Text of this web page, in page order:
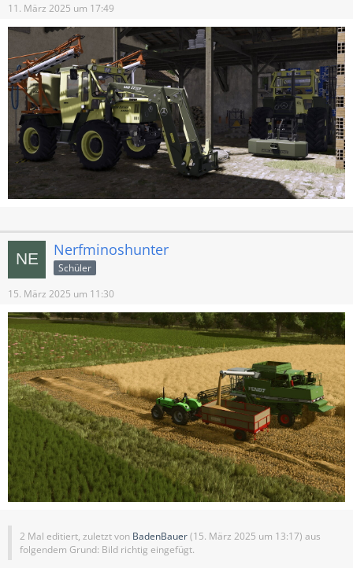
11. März 2025 um 17:49
Nerfminoshunter
Schüler
15. März 2025 um 11:30
2 Mal editiert, zuletzt von BadenBauer(15. März 2025 um 13:17) aus
folgendem Grund: Bild richtig eingefügt.